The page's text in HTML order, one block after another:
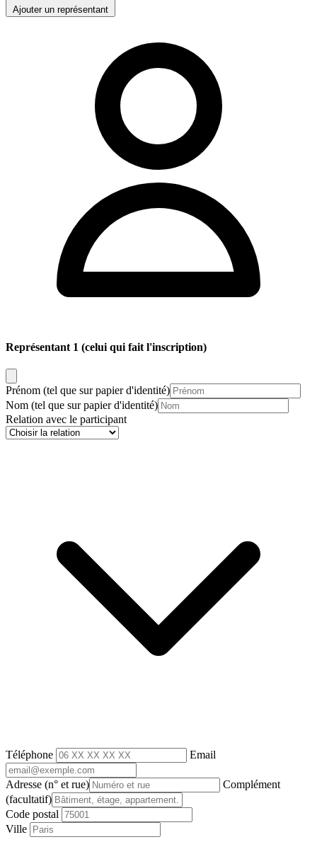
Ajouter un représentant
Représentant 1 (celui qui fait l'inscription)
Prénom (tel que sur papier d'identité)
Nom (tel que sur papier d'identité)
Relation avec le participant
Téléphone Email
Adresse (n° et rue)
Complément
(facultatif)
Code postal
Ville